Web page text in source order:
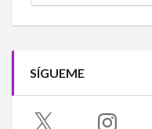
SÍGUEME
X Instagram